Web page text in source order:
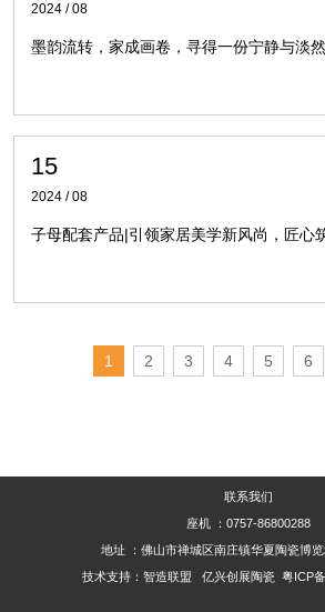
2024 / 08
墨韵流转，家成画卷，寻得一份宁静与淡然
15
2024 / 08
子母配套产品|引领家居美学新风尚，匠心
1 2 3 4 5 6
联系我们
座机 ：0757-86800288
地址 ：佛山市禅城区南庄镇华夏陶瓷博
技术支持：智造联盟 亿兴创展陶瓷 粤ICP